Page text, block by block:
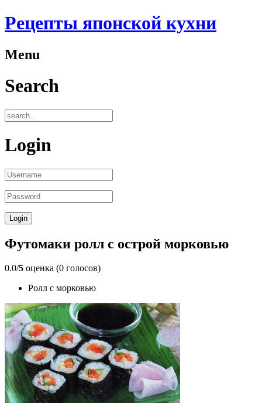
Рецепты японской кухни
Menu
Search
Login
Футомаки ролл с острой морковью
0.0/5 оценка (0 голосов)
Ролл с морковью